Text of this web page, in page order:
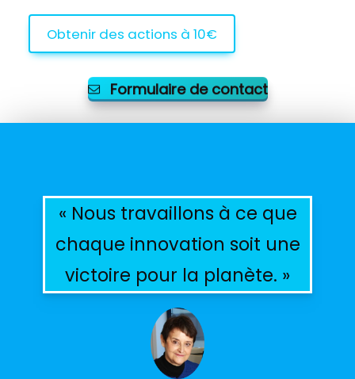
Obtenir des actions à 10€
Formulaire de contact
« Nous travaillons à ce que
chaque innovation soit une
victoire pour la planète. »